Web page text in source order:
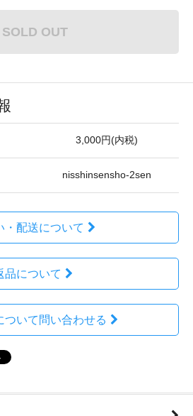
SOLD OUT
3,000円(内税)
nisshinsensho-2sen
・配送について
品について
ついて問い合わせる